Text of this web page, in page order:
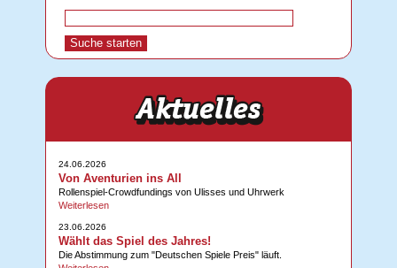
24.06.2026
Von Aventurien ins All
Rollenspiel-Crowdfundings von Ulisses und Uhrwerk
Weiterlesen
23.06.2026
Wählt das Spiel des Jahres!
Die Abstimmung zum "Deutschen Spiele Preis" läuft.